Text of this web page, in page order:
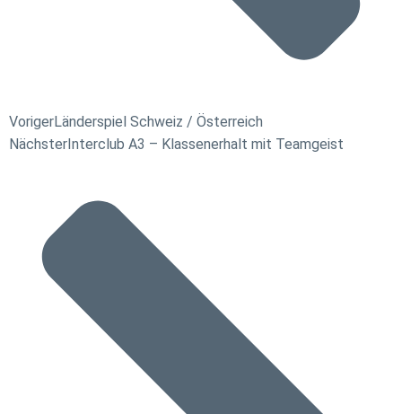
VorigerLänderspiel Schweiz / Österreich
Nächster Interclub A3 – Klassenerhalt mit Teamgeist